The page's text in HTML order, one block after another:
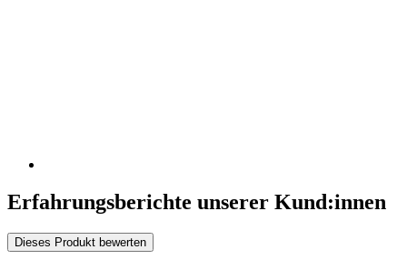
Erfahrungsberichte unserer Kund:innen
Dieses Produkt bewerten